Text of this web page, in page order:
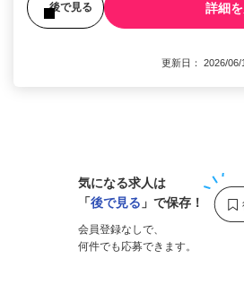
後で見る 詳細
更新日： 2026/
気になる求人は
「後で見る 」で保存！
会員登録なしで、
何件でも応募できます。